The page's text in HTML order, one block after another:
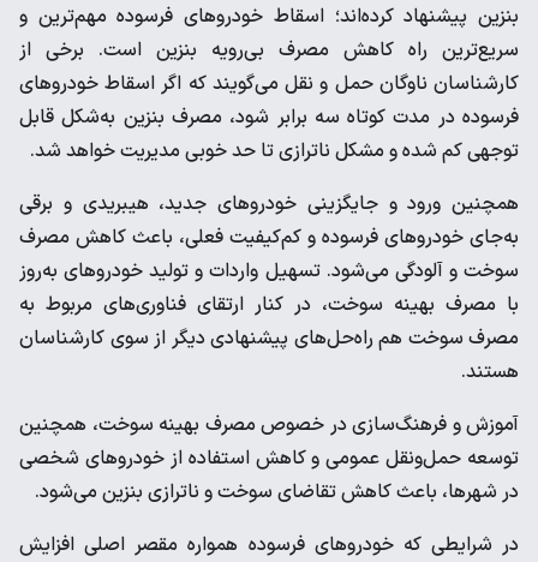
بنزین پیشنهاد کرده‌اند؛ اسقاط خودروهای فرسوده مهم‌ترین و
سریع‌ترین راه کاهش مصرف بی‌رویه بنزین است. برخی از
کارشناسان ناوگان حمل و نقل می‌گویند که اگر اسقاط خودروهای
فرسوده در مدت کوتاه سه برابر شود، مصرف بنزین به‌شکل قابل
توجهی کم شده و مشکل ناترازی تا حد خوبی مدیریت خواهد شد.​
همچنین ورود و جایگزینی خودروهای جدید، هیبریدی و برقی
به‌جای خودروهای فرسوده و کم‌کیفیت فعلی، باعث کاهش مصرف
سوخت و آلودگی می‌شود. تسهیل واردات و تولید خودروهای به‌روز
با مصرف بهینه سوخت، در کنار ارتقای فناوری‌های مربوط به
مصرف سوخت هم راه‌حل‌های پیشنهادی دیگر از سوی کارشناسان
هستند.
آموزش و فرهنگ‌سازی در خصوص مصرف بهینه سوخت، همچنین
توسعه حمل‌ونقل عمومی و کاهش استفاده از خودروهای شخصی
در شهرها، باعث کاهش تقاضای سوخت و ناترازی بنزین می‌شود.
در شرایطی که خودروهای فرسوده همواره مقصر اصلی افزایش